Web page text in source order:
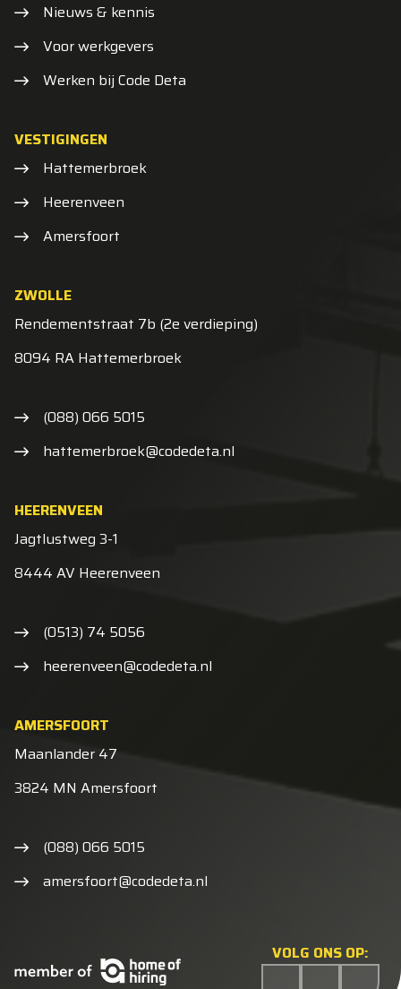
VOLG ONS OP:
Nieuws & kennis
Voor werkgevers
Werken bij Code Deta
VESTIGINGEN
Hattemerbroek
Heerenveen
Amersfoort
ZWOLLE
Rendementstraat 7b (2e verdieping)
8094 RA Hattemerbroek
(088) 066 5015
hattemerbroek@codedeta.nl
HEERENVEEN
Jagtlustweg 3-1
8444 AV Heerenveen
(0513) 74 5056
heerenveen@codedeta.nl
AMERSFOORT
Maanlander 47
3824 MN Amersfoort
(088) 066 5015
amersfoort@codedeta.nl